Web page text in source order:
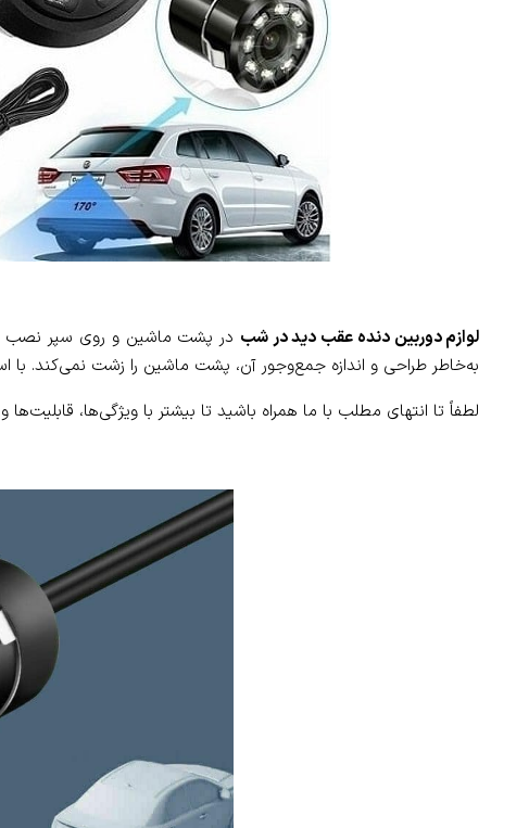
لوازم دوربین دنده عقب دید در شب در پشت ماشین و روی سپر نصب
به‌خاطر طراحی و اندازه جمع‌وجور آن، پشت ماشین را زشت نمی‌کند. با
لطفاً تا انتهای مطلب با ما همراه باشید تا بیشتر با ویژگی‌ها،